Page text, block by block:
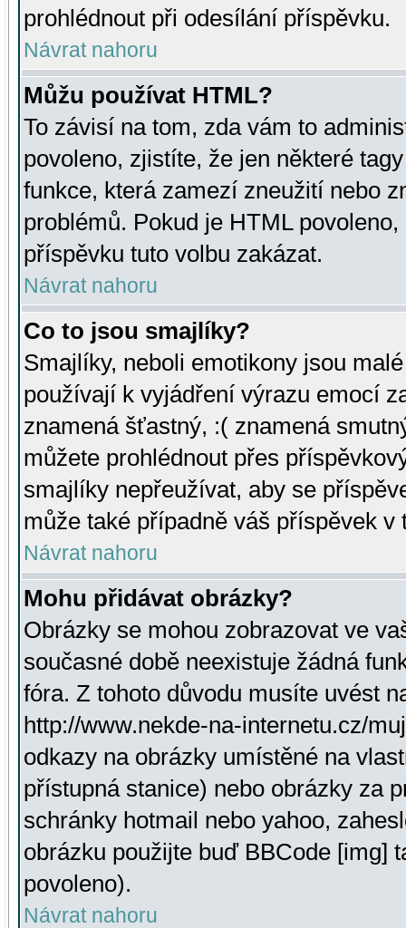
prohlédnout při odesílání příspěvku.
Návrat nahoru
Můžu používat HTML?
To závisí na tom, zda vám to
povoleno, zjistíte, že jen některé
funkce, která zamezí zneužití nebo
problémů. Pokud je HTML
příspěvku tuto volbu zakázat.
Návrat nahoru
Co to jsou smajlíky?
Smajlíky, neboli emotikony jsou
používají k vyjádření výrazu emocí
znamená šťastný, :( znamená
můžete prohlédnout přes
smajlíky nepřeužívat, aby se
může také případně váš příspěvek v
Návrat nahoru
Mohu přidávat obrázky?
Obrázky se mohou zobrazovat ve
současné době neexistuje žádná
fóra. Z tohoto důvodu musíte uvést
http://www.nekde-na-internetu.cz/
odkazy na obrázky umístěné na
přístupná stanice) nebo obrázky za
schránky hotmail nebo yahoo,
obrázku použijte buď BBCode [img]
povoleno).
Návrat nahoru